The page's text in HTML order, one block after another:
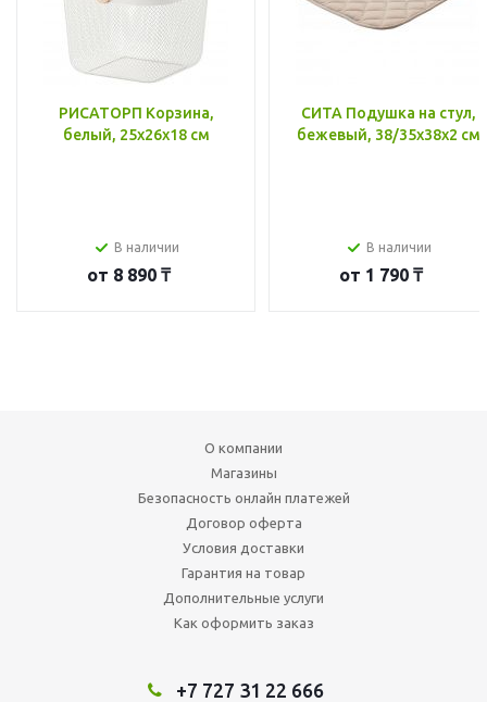
РИСАТОРП Корзина,
белый, 25x26x18 см
В наличии
от 8 890 ₸
СИТА Подушка на стул,
бежевый, 38/35x38x2 см
В наличии
от 1 790 ₸
О компании
Магазины
Безопасность онлайн платежей
Договор оферта
Условия доставки
Гарантия на товар
Дополнительные услуги
Как оформить заказ
+7 727 31 22 666